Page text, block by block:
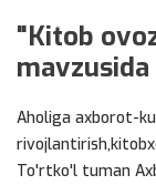
"Kitob
Aholiga axborot-
To'rtko'l tuman